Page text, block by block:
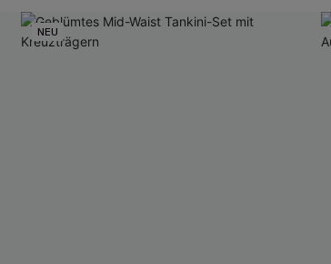
NEU